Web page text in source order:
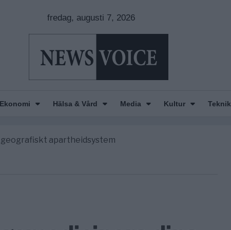
fredag, augusti 7, 2026
Ekonomi Hälsa & Vård Media Kultur Teknik
– Finally
geografiskt apartheidsystem